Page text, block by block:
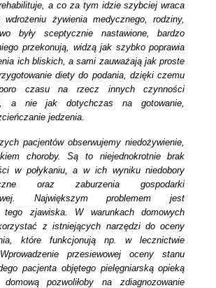
a co za tym idzie szybciej wraca
wdrożeniu żywienia medycznego, rodziny,
były sceptycznie nastawione, bardzo
przekonują, widzą jak szybko poprawia
ich bliskich, a sami zauważają jak proste
diety do podania, dzięki czemu
czasu na rzecz innych czynności
a nie jak dotychczas na gotowanie,
jedzenia.
pacjentów obserwujemy niedożywienie,
choroby. Są to niejednokrotnie brak
w połykaniu, a w ich wyniku niedobory
oraz zaburzenia gospodarki
Największym problemem jest
tego zjawiska.
W warunkach domowych
z istniejących narzędzi do oceny
które funkcjonują np. w lecznictwie
przesiewowej oceny stanu
pacjenta objętego pielęgniarską opieką
domową pozwoliłoby na zdiagnozowanie